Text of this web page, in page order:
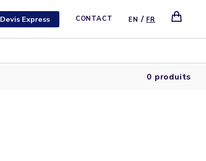
Devis Express CONTACT EN / FR
0 produits